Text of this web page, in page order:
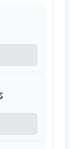
長
伝
シッ
内容
して
会
事業
画を
。単
利用
目
保育
した
当初
れ、
予算
組み
児へ
し、
、各ク
環境
内容
の意
し
ます。
ニュ
に取
います
設で
し、
発生
いま
「大地
、必
園で
、保
の状
適材
のニ
んでい
的な活
断、行
重ねて
になら
え、
標に設
ージ
いま